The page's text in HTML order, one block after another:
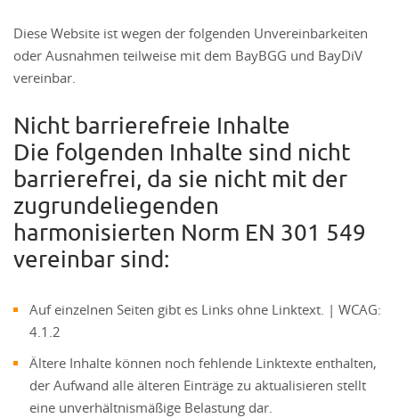
Diese Website ist wegen der folgenden Unvereinbarkeiten
oder Ausnahmen teilweise mit dem BayBGG und BayDiV
vereinbar.
Nicht barrierefreie Inhalte
Die folgenden Inhalte sind nicht
barrierefrei, da sie nicht mit der
zugrundeliegenden
harmonisierten Norm EN 301 549
vereinbar sind:
Auf einzelnen Seiten gibt es Links ohne Linktext. | WCAG:
4.1.2
Ältere Inhalte können noch fehlende Linktexte enthalten,
der Aufwand alle älteren Einträge zu aktualisieren stellt
eine unverhältnismäßige Belastung dar.